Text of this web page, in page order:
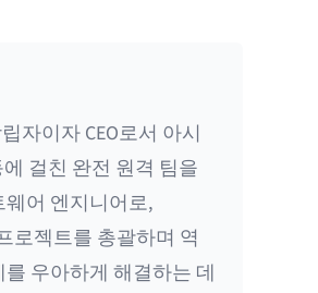
자이자 CEO로서 아시
걸친 완전 원격 팀을
어 엔지니어로,
로젝트를 총괄하며 역
우아하게 해결하는 데